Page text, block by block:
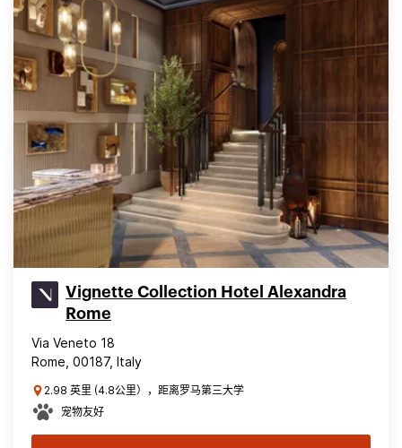
Vignette Collection Hotel Alexandra
Rome
Via Veneto 18
Rome, 00187, Italy
2.98 英里 (4.8公里），距离罗马第三大学
宠物友好